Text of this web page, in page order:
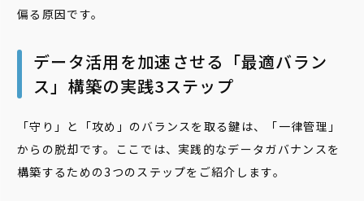
偏る原因です。
データ活用を加速させる「最適バラン
ス」構築の実践3ステップ
「守り」と「攻め」のバランスを取る鍵は、「一律管理」
からの脱却です。ここでは、実践的なデータガバナンスを
構築するための3つのステップをご紹介します。